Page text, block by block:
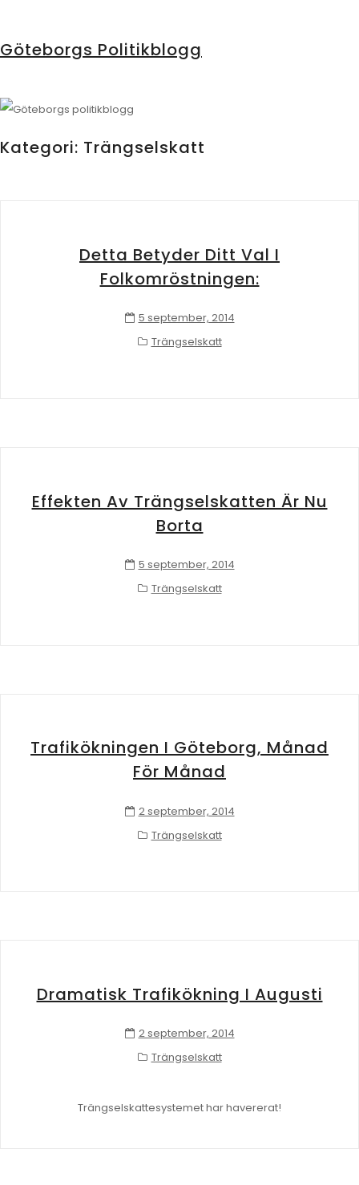
Göteborgs Politikblogg
Kategori: Trängselskatt
Detta Betyder Ditt Val I
Folkomröstningen:
5 september, 2014
Trängselskatt
Effekten Av Trängselskatten Är Nu
Borta
5 september, 2014
Trängselskatt
Trafikökningen I Göteborg, Månad
För Månad
2 september, 2014
Trängselskatt
Dramatisk Trafikökning I Augusti
2 september, 2014
Trängselskatt
Trängselskattesystemet har havererat!